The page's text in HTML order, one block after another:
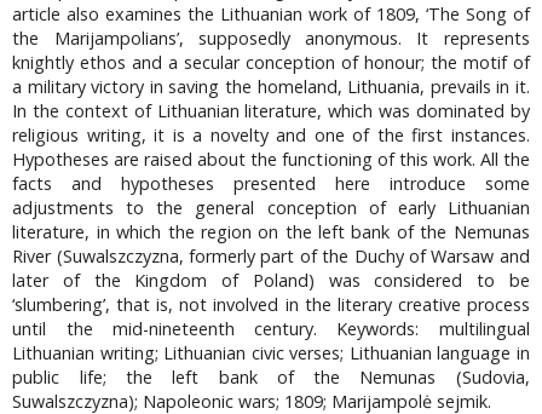
article also examines the Lithuanian work of 1809, ‘The Song of
the Marijampolians’, supposedly anonymous. It represents
knightly ethos and a secular conception of honour; the motif of
a military victory in saving the homeland, Lithuania, prevails in it.
In the context of Lithuanian literature, which was dominated by
religious writing, it is a novelty and one of the first instances.
Hypotheses are raised about the functioning of this work. All the
facts and hypotheses presented here introduce some
adjustments to the general conception of early Lithuanian
literature, in which the region on the left bank of the Nemunas
River (Suwalszczyzna, formerly part of the Duchy of Warsaw and
later of the Kingdom of Poland) was considered to be
‘slumbering’, that is, not involved in the literary creative process
until the mid-nineteenth century. Keywords: multilingual
Lithuanian writing; Lithuanian civic verses; Lithuanian language in
public life; the left bank of the Nemunas (Sudovia,
Suwalszczyzna); Napoleonic wars; 1809; Marijampolė sejmik.